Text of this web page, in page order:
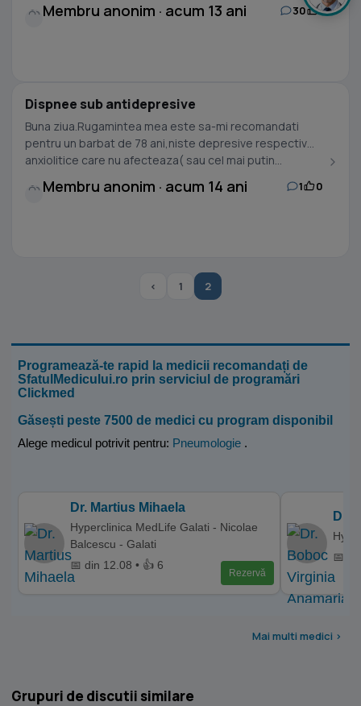
Membru anonim · acum 13 ani 30 1
Dispnee sub antidepresive
Buna ziua.Rugamintea mea este sa-mi recomandati
pentru un barbat de 78 ani,niste depresive respectiv
anxiolitice care nu afecteaza( sau cel mai putin...
Membru anonim · acum 14 ani 1 0
‹ 1 2
Programează-te rapid la medicii recomandați de
SfatulMedicului.ro prin serviciul de programări
Clickmed
Găsești peste 7500 de medici cu program disponibil
Alege medicul potrivit pentru: Pneumologie .
Dr. Martius Mihaela
Hyperclinica MedLife Galati - Nicolae
Balcescu - Galati
📅 din 12.08 • 👍 6
Rezervă
Dr.
📅
Mai multi medici >
Grupuri de discutii similare